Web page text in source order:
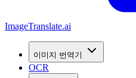
ImageTranslate.ai
이미지 번역기
OCR